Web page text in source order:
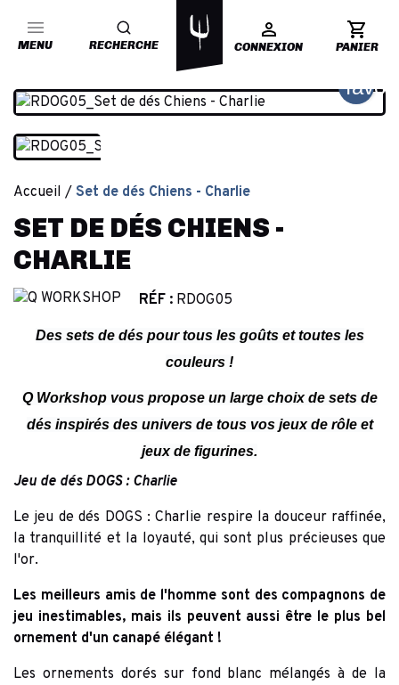
MENU RECHERCHE CONNEXION PANIER
Accueil Set de dés Chiens - Charlie
SET DE DÉS CHIENS -
CHARLIE
RÉF : RDOG05
Des sets de dés pour tous les goûts et toutes les
couleurs !
Q Workshop vous propose un large choix de sets de
dés inspirés des univers de tous vos jeux de rôle et
jeux de figurines.
Jeu de dés DOGS : Charlie
Le jeu de dés DOGS : Charlie respire la douceur raffinée,
la tranquillité et la loyauté, qui sont plus précieuses que
l'or.
Les meilleurs amis de l'homme sont des compagnons de
jeu inestimables, mais ils peuvent aussi être le plus bel
ornement d'un canapé élégant !
Les ornements dorés sur fond blanc mélangés à de la